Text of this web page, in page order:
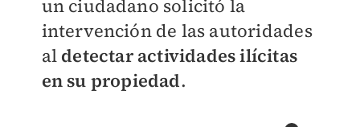
un ciudadano solicitó la
intervención de las autoridades
aldetectar actividades ilícitas
en su propiedad.